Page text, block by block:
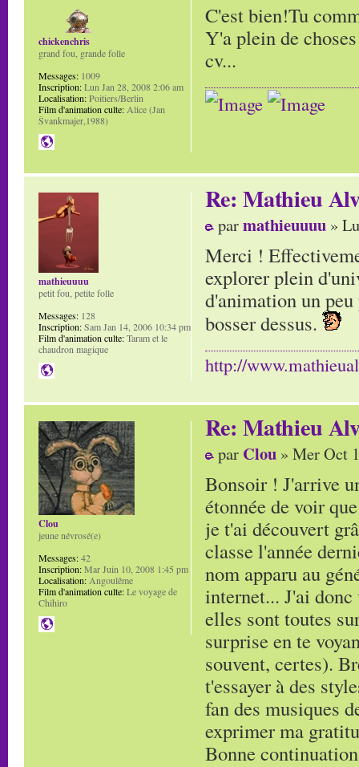
C'est bien!Tu
Y'a plein de
cv...
chickenchris
grand fou, grande folle
Messages: 1009
Inscription:Lun Jan 28, 2008 2:06 am
Localisation:Poitiers/Berlin
Film d'animation culte: Alice (Jan
Švankmajer,1988)
Re: Mathieu
parmathieuuuu »
Merci !
explorer plein
d'animation un
bosser dessus.
http://
mathieuuuu
petit fou, petite folle
Messages: 128
Inscription:Sam Jan 14, 2006 10:34 pm
Film d'animation culte:Taram et le
chaudron magique
Re: Mathieu
par Clou » Mer Oct
Bonsoir ! J'arrive
étonnée de voir
je t'ai découvert
classe l'année
nom apparu au
internet... J'ai
elles sont toutes
surprise en te
souvent, certes).
t'essayer à des
fan des musiques
exprimer ma
Bonne
Clou
jeune névrosé(e)
Messages:42
Inscription:Mar Juin 10, 2008 1:45 pm
Localisation: Angoulême
Film d'animation culte:Le voyage de
Chihiro